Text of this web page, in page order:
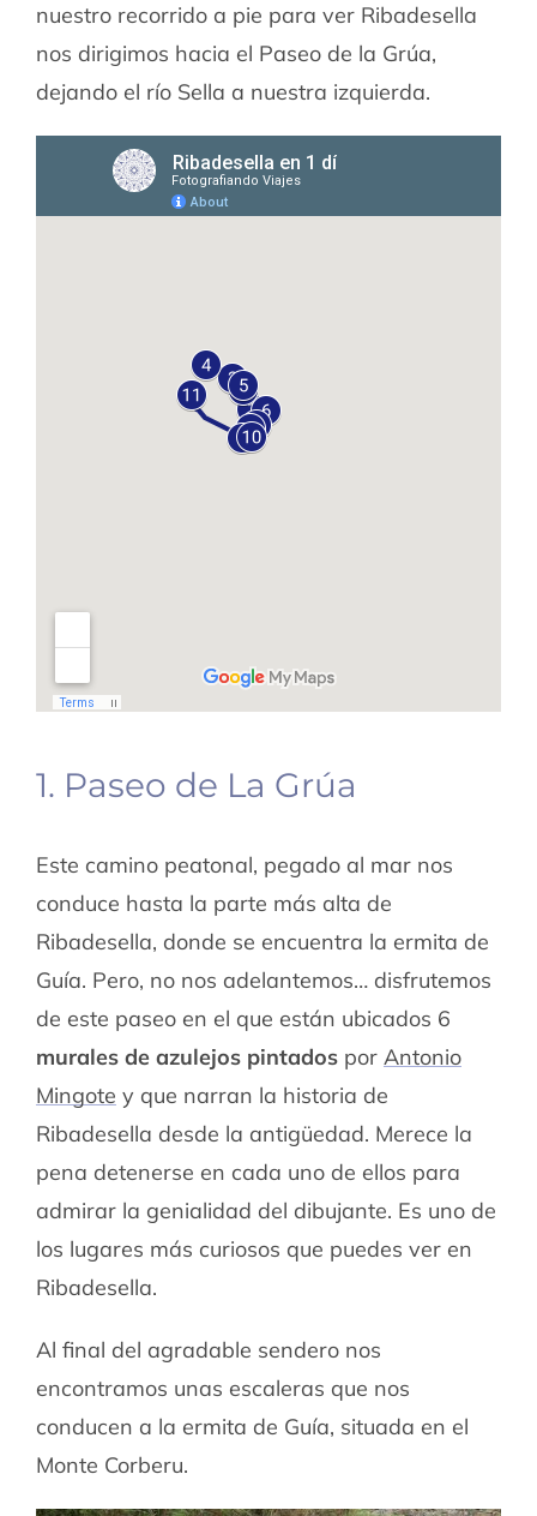
nuestro recorrido a pie para ver Ribadesella
nos dirigimos hacia el Paseo de la Grúa,
dejando el río Sella a nuestra izquierda.
1. Paseo de La Grúa
Este camino peatonal, pegado al mar nos
conduce hasta la parte más alta de
Ribadesella, donde se encuentra la ermita de
Guía. Pero, no nos adelantemos… disfrutemos
de este paseo en el que están ubicados 6
murales de azulejos pintadospor Antonio
Mingote y que narran la historia de
Ribadesella desde la antigüedad. Merece la
pena detenerse en cada uno de ellos para
admirar la genialidad del dibujante. Es uno de
los lugares más curiosos que puedes ver en
Ribadesella.
Al final del agradable sendero nos
encontramos unas escaleras que nos
conducen a la ermita de Guía, situada en el
Monte Corberu.